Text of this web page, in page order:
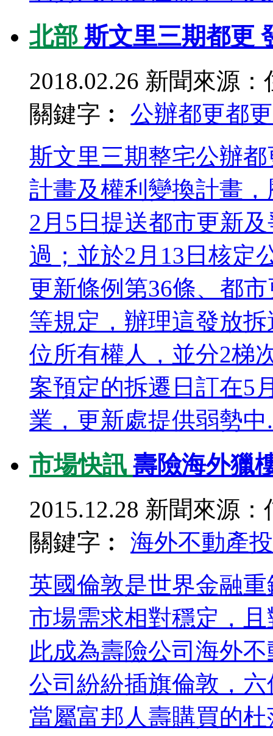
北部 斯文里三期都更
2018.02.26 新聞來源：
關鍵字︰ 公辦都更都更
斯文里三期整宅公辦
計畫及權利變換計畫
2月5日提送都市更新
過；並於2月13日核定
更新條例第36條、都
等規定，辦理這發放
位所有權人，並分2梯
案預定的拆遷日訂在5
業，更新處提供弱勢中
市場快訊 壽險海外獵
2015.12.28 新聞來源：
關鍵字︰ 海外不動產
英國倫敦是世界金融
市場需求相對穩定，
此成為壽險公司海外
公司紛紛插旗倫敦，
當屬富邦人壽購買的